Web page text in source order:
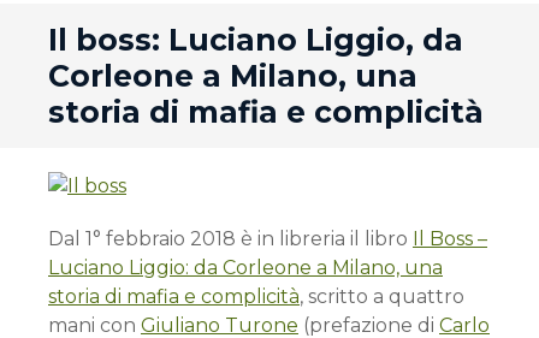
Il boss: Luciano Liggio, da
Corleone a Milano, una
storia di mafia e complicità
Dal 1° febbraio 2018 è in libreria il libro Il Boss –
Luciano Liggio: da Corleone a Milano, una
storia di mafia e complicità, scritto a quattro
mani con Giuliano Turone (prefazione di Carlo